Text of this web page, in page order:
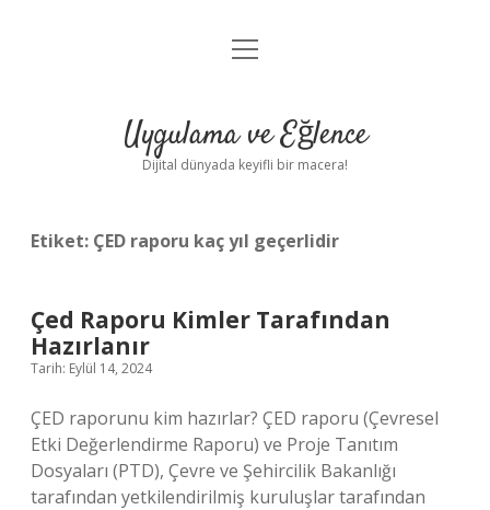
Anasayfa
Yasal Uyarı
menüyü
Uygulama ve Eğlence
Dijital dünyada keyifli bir macera!
Etiket: ÇED raporu kaç yıl geçerlidir
Çed Raporu Kimler Tarafından
Hazırlanır
Tarih: Eylül 14, 2024
ÇED raporunu kim hazırlar? ÇED raporu (Çevresel
Etki Değerlendirme Raporu) ve Proje Tanıtım
Dosyaları (PTD), Çevre ve Şehircilik Bakanlığı
tarafından yetkilendirilmiş kuruluşlar tarafından